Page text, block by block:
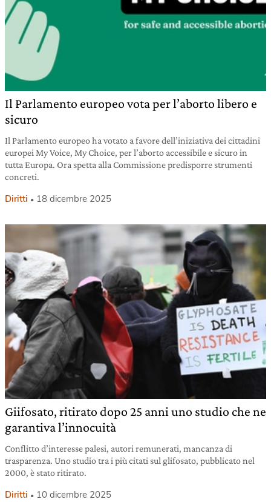
Il Parlamento europeo vota per l’aborto libero e
sicuro
Il Parlamento europeo ha votato a favore dell’iniziativa dei cittadini
europei My Voice, My Choice, per l’aborto accessibile e sicuro in
tutta Europa. Ora spetta alla Commissione predisporre strumenti
concreti.
Diritti 18 dicembre 2025
Giifosato, ritirato dopo 25 anni uno studio che ne
garantiva l’innocuità
Conflitto d’interesse palesi, autori remunerati, mancanza di
trasparenza. Uno studio tra i più citati sul glifosato, pubblicato nel
2000, è stato ritirato.
Diritti 10 dicembre 2025